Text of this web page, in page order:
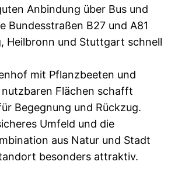
Anbindung über Bus und
Bundesstraßen B27 und A81
Heilbronn und Stuttgart schnell
mit Pflanzbeeten und
Flächen schafft
Begegnung und Rückzug.
Umfeld und die
aus Natur und Stadt
besonders attraktiv.